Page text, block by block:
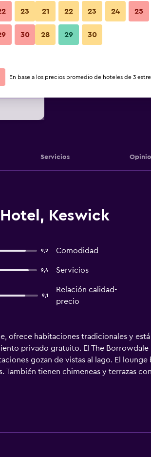
oferta
Servicios
Keswick
9,2 Comodidad
9,4 Servicios
9,1
Relación calidad-
precio
ofrece habitaciones tradicionales y
privado gratuito. El The
gozan de vistas al lago. El
tienen chimeneas y terrazas
con el distintivo AA Rosette, propone
23
30
21 22 23 24 25
28 29 30
En base a los precios promedio de hoteles de 3